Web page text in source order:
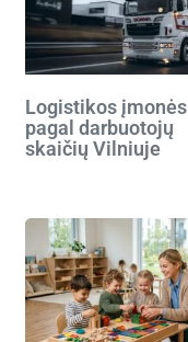
Logistikos įmonės
pagal darbuotojų
skaičių Vilniuje